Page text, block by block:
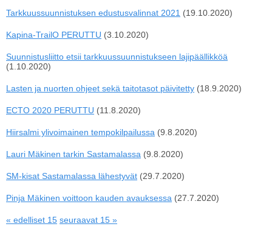
Tarkkuussuunnistuksen edustusvalinnat 2021 (19.10.2020)
Kapina-TrailO PERUTTU (3.10.2020)
Suunnistusliitto etsii tarkkuussuunnistukseen lajipäällikköä
(1.10.2020)
Lasten ja nuorten ohjeet sekä taitotasot päivitetty (18.9.2020)
ECTO 2020 PERUTTU (11.8.2020)
Hiirsalmi ylivoimainen tempokilpailussa (9.8.2020)
Lauri Mäkinen tarkin Sastamalassa (9.8.2020)
SM-kisat Sastamalassa lähestyvät (29.7.2020)
Pinja Mäkinen voittoon kauden avauksessa (27.7.2020)
« edelliset 15 seuraavat 15 »